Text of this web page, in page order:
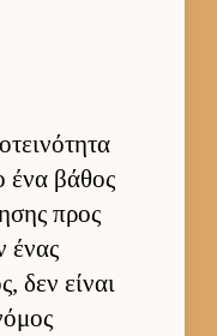
ένα βάθος
προς
ένας
δεν εί­ναι